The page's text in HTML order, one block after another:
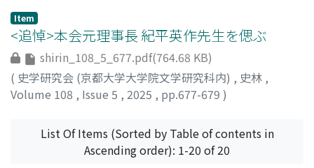
Item
<追悼>本会元理事長 紀平英作先生を偲ぶ
shirin_108_5_677.pdf(764.68 KB)
( 史学研究会 (京都大学大学院文学研究科内) , 史林 ,
Volume 108 , Issue 5 , 2025 , pp.677-679 )
List Of Items (Sorted by Table of contents in
Ascending order): 1-20 of 20